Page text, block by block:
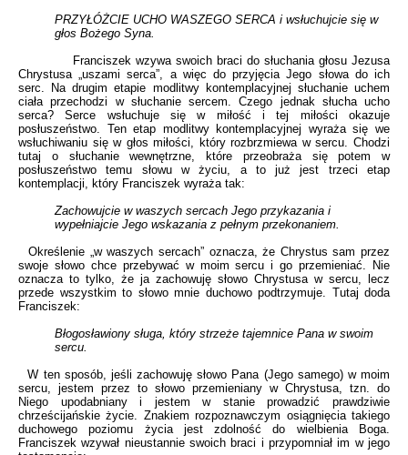
PRZYŁÓŻCIE UCHO WASZEGO SERCA i wsłuchujcie się w
głos Bożego Syna.
Franciszek wzywa swoich braci do słuchania głosu Jezusa
Chrystusa „uszami serca”, a więc do przyjęcia Jego słowa do ich
serc. Na drugim etapie modlitwy kontemplacyjnej słuchanie uchem
ciała przechodzi w słuchanie sercem. Czego jednak słucha ucho
serca? Serce wsłuchuje się w miłość i tej miłości okazuje
posłuszeństwo. Ten etap modlitwy kontemplacyjnej wyraża się we
wsłuchiwaniu się w głos miłości, który rozbrzmiewa w sercu. Chodzi
tutaj o słuchanie wewnętrzne, które przeobraża się potem w
posłuszeństwo temu słowu w życiu, a to już jest trzeci etap
kontemplacji, który Franciszek wyraża tak:
Zachowujcie w waszych sercach Jego przykazania i
wypełniajcie Jego wskazania z pełnym przekonaniem.
Określenie „w waszych sercach” oznacza, że Chrystus sam przez
swoje słowo chce przebywać w moim sercu i go przemieniać. Nie
oznacza to tylko, że ja zachowuję słowo Chrystusa w sercu, lecz
przede wszystkim to słowo mnie duchowo podtrzymuje. Tutaj doda
Franciszek:
Błogosławiony sługa, który strzeże tajemnice Pana w swoim
sercu.
W ten sposób, jeśli zachowuję słowo Pana (Jego samego) w moim
sercu, jestem przez to słowo przemieniany w Chrystusa, tzn. do
Niego upodabniany i jestem w stanie prowadzić prawdziwie
chrześcijańskie życie. Znakiem rozpoznawczym osiągnięcia takiego
duchowego poziomu życia jest zdolność do wielbienia Boga.
Franciszek wzywał nieustannie swoich braci i przypomniał im w jego